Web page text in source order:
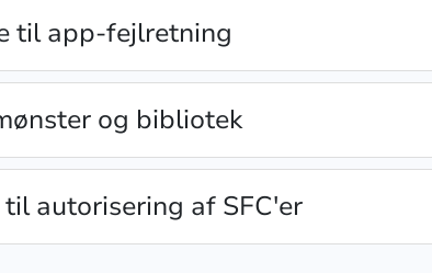
til app-fejlretning
og bibliotek
autorisering af SFC'er